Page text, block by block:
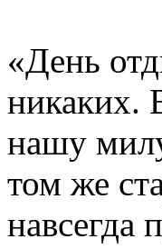
«День
никаких.
нашу
том же
навсегда